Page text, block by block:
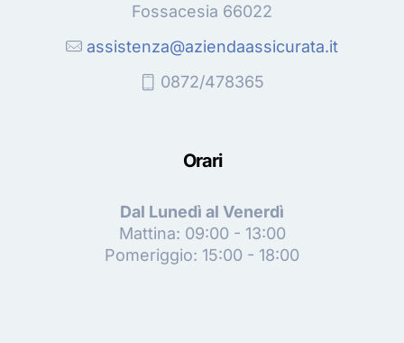
Fossacesia 66022
assistenza@aziendaassicurata.it
0872/478365
Orari
Dal Lunedì al Venerdì
Mattina: 09:00 - 13:00
Pomeriggio: 15:00 - 18:00